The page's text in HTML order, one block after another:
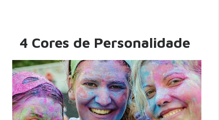
4 Cores de Personalidade